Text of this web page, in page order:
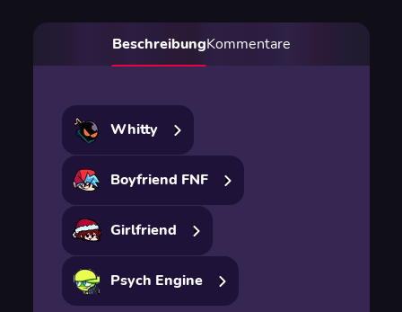
BeschreibungKommentare
Whitty
Boyfriend FNF
Girlfriend
Psych Engine